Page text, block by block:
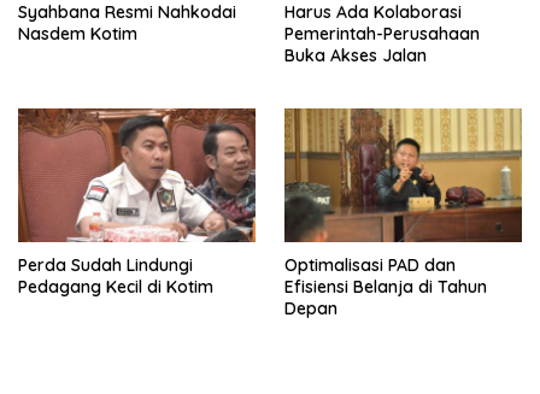
Syahbana Resmi Nahkodai
Nasdem Kotim
Harus Ada Kolaborasi
Pemerintah-Perusahaan
Buka Akses Jalan
Perda Sudah Lindungi
Pedagang Kecil di Kotim
Optimalisasi PAD dan
Efisiensi Belanja di Tahun
Depan